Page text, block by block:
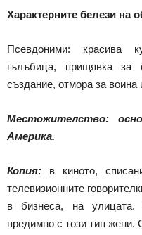
Характерните белези на
Псевдоними: красива
гълъбица, прищявка
създание, отмора за воина
Местожителство:
Америка.
Копия: в киното,
телевизионните
в бизнеса, на улицата.
предимно с този тип жени.